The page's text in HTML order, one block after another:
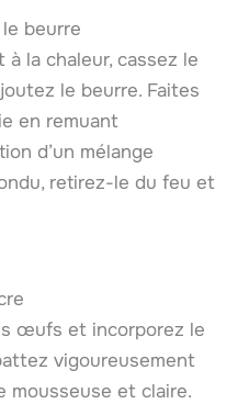
beurre
la chaleur, cassez le
le beurre. Faites
en remuant
d’un mélange
retirez-le du feu et
œufs et incorporez le
vigoureusement
mousseuse et claire.